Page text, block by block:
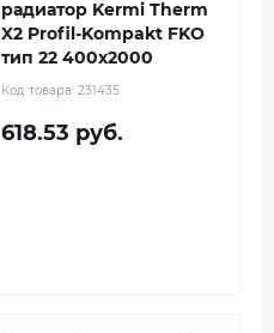
радиатор Kermi Therm
X2 Profil-Kompakt FKO
тип 22 400x2000
Код товара: 231435
618.53 руб.